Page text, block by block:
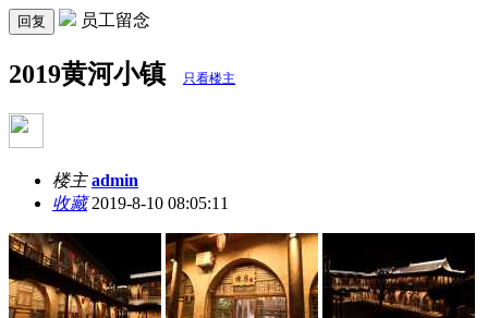
回复 员工留念
2019黄河小镇 只看楼主
楼主 admin
收藏2019-8-10 08:05:11